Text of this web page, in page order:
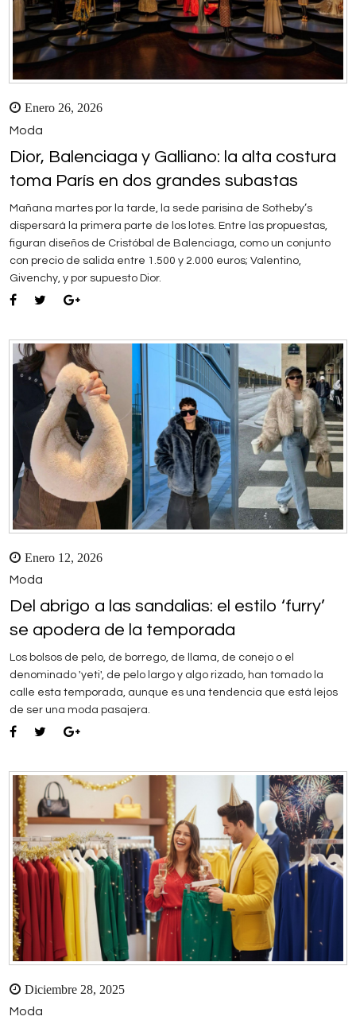
Enero 26, 2026
Moda
Dior, Balenciaga y Galliano: la alta costura
toma París en dos grandes subastas
Mañana martes por la tarde, la sede parisina de Sotheby’s
dispersará la primera parte de los lotes. Entre las propuestas,
figuran diseños de Cristóbal de Balenciaga, como un conjunto
con precio de salida entre 1.500 y 2.000 euros; Valentino,
Givenchy, y por supuesto Dior.
Enero 12, 2026
Moda
Del abrigo a las sandalias: el estilo ‘furry’
se apodera de la temporada
Los bolsos de pelo, de borrego, de llama, de conejo o el
denominado 'yeti', de pelo largo y algo rizado, han tomado la
calle esta temporada, aunque es una tendencia que está lejos
de ser una moda pasajera.
Diciembre 28, 2025
Moda